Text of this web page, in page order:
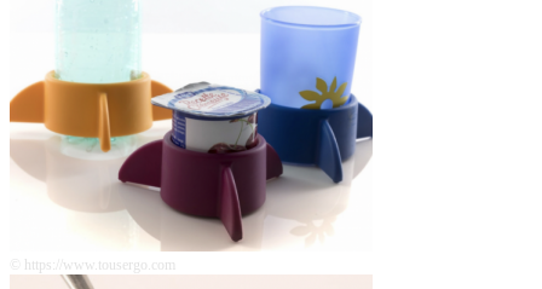
© https://www.tousergo.com